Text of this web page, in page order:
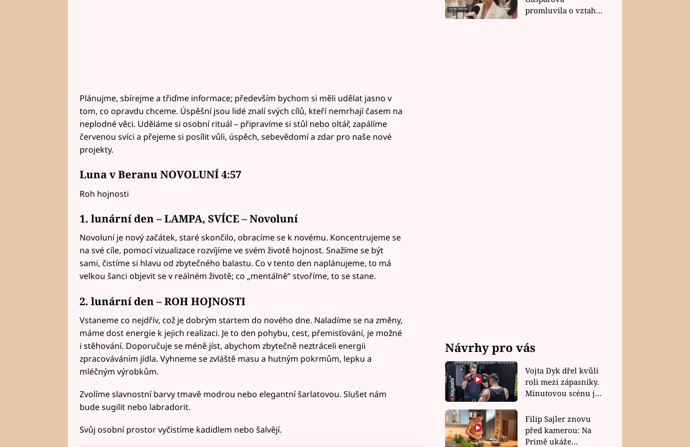
Plánujme, sbírejme a třiďme informace; především bychom si měli udělat jasno v
tom, co opravdu chceme. Úspěšní jsou lidé znalí svých cílů, kteří nemrhají časem na
neplodné věci. Uděláme si osobní rituál – připravíme si stůl nebo oltář, zapálíme
červenou svíci a přejeme si posílit vůli, úspěch, sebevědomí a zdar pro naše nové
projekty.
Luna v Beranu NOVOLUNÍ 4:57
Roh hojnosti
1. lunární den – LAMPA, SVÍCE – Novoluní
Novoluní je nový začátek, staré skončilo, obracíme se k novému. Koncentrujeme se
na své cíle, pomocí vizualizace rozvíjíme ve svém životě hojnost. Snažíme se být
sami, čistíme si hlavu od zbytečného balastu. Co v tento den naplánujeme, to má
velkou šanci objevit se v reálném životě; co „mentálně“ stvoříme, to se stane.
2. lunární den – ROH HOJNOSTI
Vstaneme co nejdřív, což je dobrým startem do nového dne. Naladíme se na změny,
máme dost energie k jejich realizaci. Je to den pohybu, cest, přemisťování, je možné
i stěhování. Doporučuje se méně jíst, abychom zbytečně neztráceli energii
zpracováváním jídla. Vyhneme se zvláště masu a hutným pokrmům, lepku a
mléčným výrobkům.
Zvolíme slavnostní barvy tmavě modrou nebo elegantní šarlatovou. Slušet nám
bude sugilit nebo labradorit.
Svůj osobní prostor vyčistíme kadidlem nebo šalvějí.
promluvila o vztahu
Návrhy pro vás
Vojta Dyk dřel kvůli
roli mezi zápasníky.
Minutovou scénu jel
Filip Sajler znovu
před kamerou: Na
Primě ukáže